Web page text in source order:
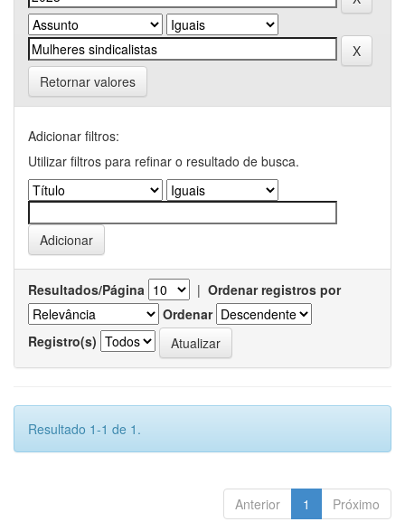
Retornar valores
Adicionar filtros:
Utilizar filtros para refinar o resultado de busca.
Resultados/Página | Ordenar registros por
Ordenar
Registro(s)
Resultado 1-1 de 1.
Anterior 1 Próximo